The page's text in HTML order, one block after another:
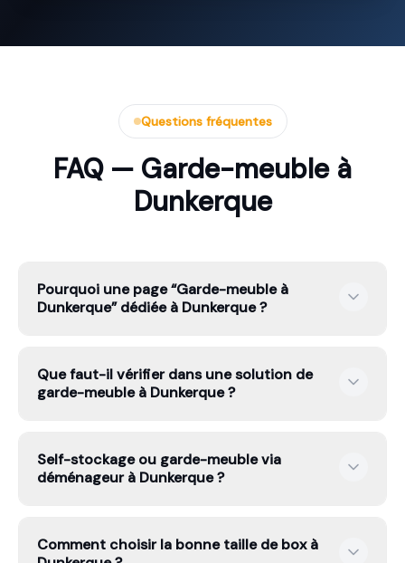
Questions fréquentes
FAQ — Garde-meuble à
Dunkerque
Pourquoi une page “Garde-meuble à
Dunkerque” dédiée à Dunkerque ?
cherchent un petit volume, d’autres du stockage, ou un
transport spécialisé. Une page dédiée permet de
Que faut-il vérifier dans une solution de
garde-meuble à Dunkerque ?
de manutention, les frais de dossier et les conditions
de sortie. C’est rarement le loyer mensuel seul qui fait
Self-stockage ou garde-meuble via
déménageur à Dunkerque ?
souvent à vos affaires. Une solution via déménageur
Comment choisir la bonne taille de box à